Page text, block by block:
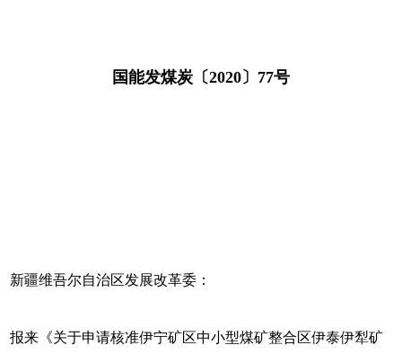
国能发煤炭〔2020〕77号
新疆维吾尔自治区发展改革委：
报来《关于申请核准伊宁矿区中小型煤矿整合区伊泰伊犁矿